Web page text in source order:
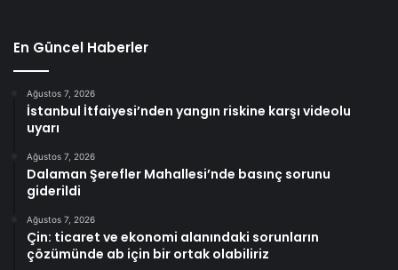
En Güncel Haberler
Ağustos 7, 2026
İstanbul İtfaiyesi’nden yangın riskine karşı videolu
uyarı
Ağustos 7, 2026
Dalaman Şerefler Mahallesi’nde basınç sorunu
giderildi
Ağustos 7, 2026
Çin: ticaret ve ekonomi alanındaki sorunların
çözümünde ab için bir ortak olabiliriz